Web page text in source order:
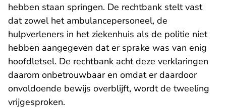
hebben staan springen. De rechtbank stelt vast
dat zowel het ambulancepersoneel, de
hulpverleners in het ziekenhuis als de politie niet
hebben aangegeven dat er sprake was van enig
hoofdletsel. De rechtbank acht deze verklaringen
daarom onbetrouwbaar en omdat er daardoor
onvoldoende bewijs overblijft, wordt de tweeling
vrijgesproken.